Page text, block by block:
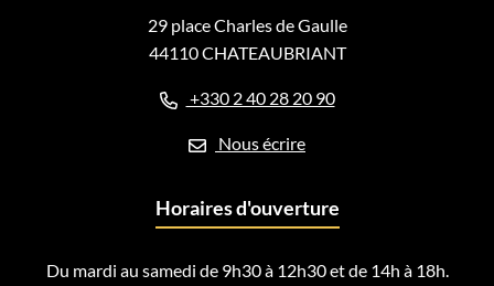
29 place Charles de Gaulle
44110 CHATEAUBRIANT
+330 2 40 28 20 90
Nous écrire
Horaires d'ouverture
Du mardi au samedi de 9h30 à 12h30 et de 14h à 18h.